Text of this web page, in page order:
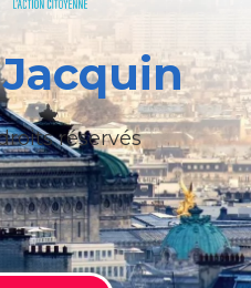
réservés